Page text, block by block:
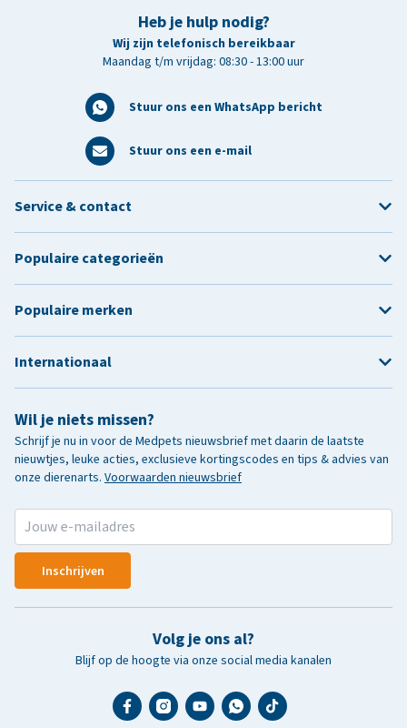
Heb je hulp nodig?
Wij zijn telefonisch bereikbaar
Maandag t/m vrijdag: 08:30 - 13:00 uur
Stuur ons een WhatsApp bericht
Stuur ons een e-mail
Wil je niets missen?
Schrijf je nu in voor de Medpets nieuwsbrief met daarin de laatste
nieuwtjes, leuke acties, exclusieve kortingscodes en tips & advies van
onze dierenarts. Voorwaarden nieuwsbrief
Inschrijven
Volg je ons al?
Blijf op de hoogte via onze social media kanalen
Service & contact
Populaire categorieën
Populaire merken
Internationaal